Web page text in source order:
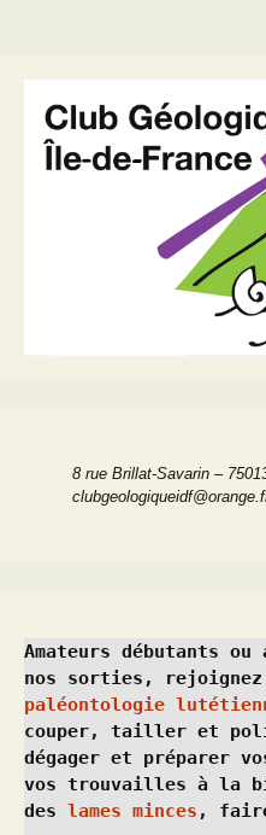
8 rue Brillat-Savarin –
Amateurs débutants
paléontologie
couper, tailler et
dégager et préparer
vos trouvailles à la
des lames minces , faire